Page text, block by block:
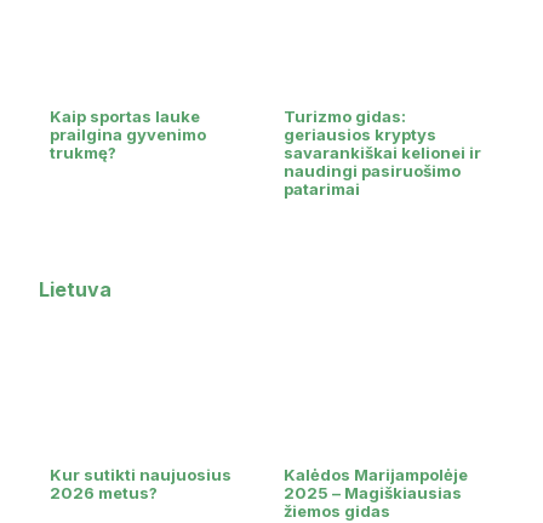
Kaip sportas lauke
prailgina gyvenimo
trukmę?
Turizmo gidas:
geriausios kryptys
savarankiškai kelionei ir
naudingi pasiruošimo
patarimai
Lietuva
Kur sutikti naujuosius
2026 metus?
Kalėdos Marijampolėje
2025 – Magiškiausias
žiemos gidas